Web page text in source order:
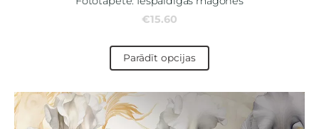
€15.60
Parādīt opcijas